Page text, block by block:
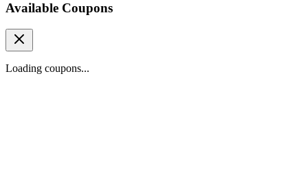
Available Coupons
Loading coupons...